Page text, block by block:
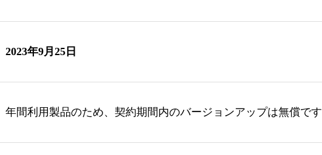
2023年9月25日
年間利用製品のため、契約期間内のバージョンアップは無償です